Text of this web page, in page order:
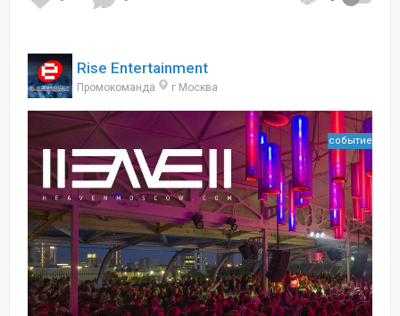
Rise Entertainment
Промокоманда г Москва
событие